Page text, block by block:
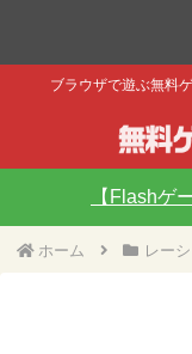
ブラウザで遊ぶ無料
【Flashゲ
ホーム レー